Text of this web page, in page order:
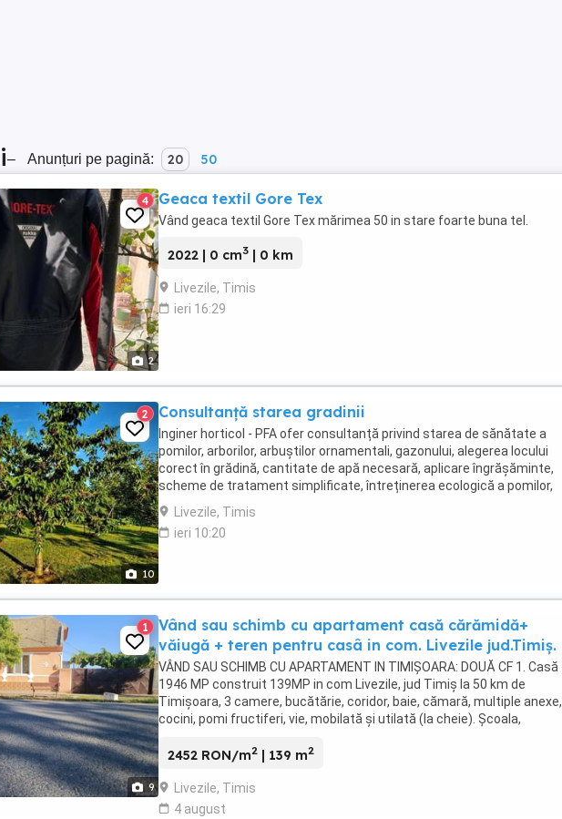
– Anunțuri pe pagină: 20 50
2
4 Geaca textil Gore Tex
Vând geaca textil Gore Tex mărimea 50 in stare foarte buna tel.
2022 | 0 cm3 | 0 km
Livezile, Timis
ieri 16:29
10
2 Consultanță starea gradinii
Inginer horticol - PFA ofer consultanță privind starea de sănătate a
pomilor, arborilor, arbuștilor ornamentali, gazonului, alegerea locului
corect în grădină, cantitate de apă necesară, aplicare îngrășăminte,
scheme de tratament simplificate, întreținerea ecologică a pomilor,
soiuri rezistente, polenizare ...
Livezile, Timis
ieri 10:20
9
1
Vând sau schimb cu apartament casă cărămidă+
văiugă + teren pentru casâ in com. Livezile jud.Timiș.
VÂND SAU SCHIMB CU APARTAMENT IN TIMIȘOARA: DOUĂ CF 1. Casă
1946 MP construit 139MP in com Livezile, jud Timiș la 50 km de
Timișoara, 3 camere, bucătărie, coridor, baie, cămară, multiple anexe,
cocini, pomi fructiferi, vie, mobilată și utilată (la cheie). Școala,
2452 RON/m2 | 139 m2
Livezile, Timis
4 august